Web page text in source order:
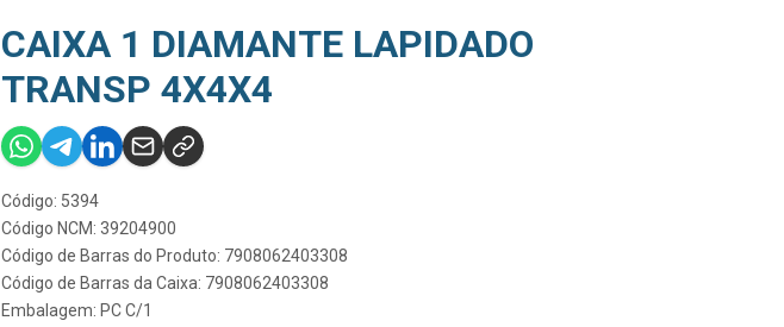
CAIXA 1 DIAMANTE LAPIDADO
TRANSP 4X4X4
Código: 5394
Código NCM: 39204900
Código de Barras do Produto: 7908062403308
Código de Barras da Caixa: 7908062403308
Embalagem: PC C/1